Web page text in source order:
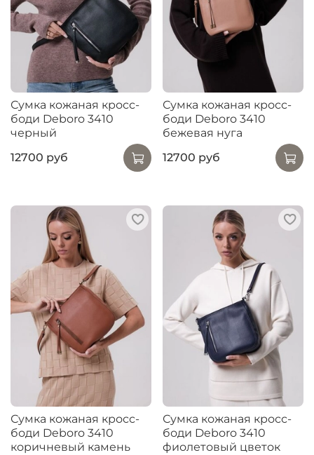
Сумка кожаная кросс-
боди Deboro 3410
черный
12700 руб
Сумка кожаная кросс-
боди Deboro 3410
бежевая нуга
12700 руб
Сумка кожаная кросс-
боди Deboro 3410
коричневый камень
Сумка кожаная кросс-
боди Deboro 3410
фиолетовый цветок